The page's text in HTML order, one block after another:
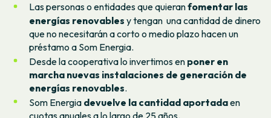
Las personas o entidades que quieranfomentar las
energías renovables y tengan una cantidad de dinero
que no necesitarán a corto o medio plazo hacen un
préstamo a Som Energia.
Desde la cooperativa lo invertimos en poner en
marcha nuevas instalaciones de generación de
energías renovables.
Som Energia devuelve la cantidad aportadaen
cuotas anuales a lo largo de 25 años.